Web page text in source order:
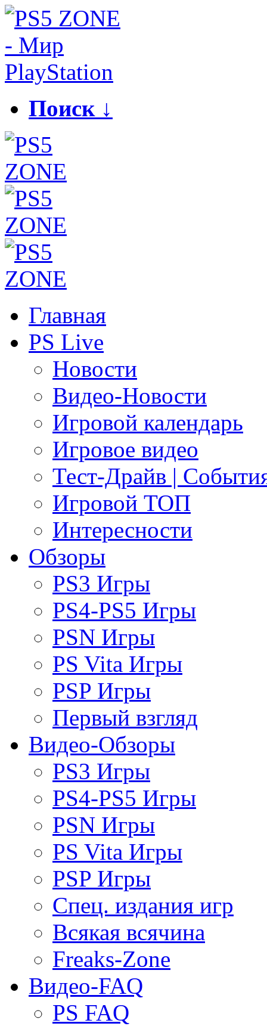
Поиск ↓
Главная
PS Live
Новости
Видео-Новости
Игровой календарь
Игровое видео
Тест-Драйв |
Игровой ТОП
Интересности
Обзоры
PS3 Игры
PS4-PS5 Игры
PSN Игры
PS Vita Игры
PSP Игры
Первый взгляд
Видео-Обзоры
PS3 Игры
PS4-PS5 Игры
PSN Игры
PS Vita Игры
PSP Игры
Спец. издания игр
Всякая всячина
Freaks-Zone
Видео-FAQ
PS FAQ